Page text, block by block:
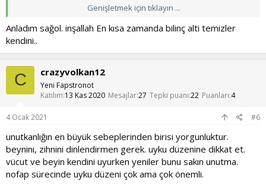
Üniversite anılarında senin için özel olanları hatırlayabilirsin, veya
bir muhabbette anına benzer bir şey geçerse hatırlayabilirsin.
Namazda unutkanlık dikkatini vermediğin için gelişiyor olabilir.
Dikkatini bozmadan namaza odaklanırsan bir sorun olacağını
Verdiğim bilgiler kendi düşüncelerim. Herhangi bir bilimsel kanıtı
yoktur.
Genişletmek için tıklayın ...
Anladım sağol. inşallah En kısa zamanda bilinç alti temizler
kendini..
C crazyvolkan12
Yeni Fapstronot
Katılım 13 Kas 2020 Mesajlar27 Tepki puanı 22 Puanları 4
4 Ocak 2021 #6
unutkanlığın en büyük sebeplerinden birisi yorgunluktur.
beynini, zihnini dinlendirmen gerek. uyku düzenine dikkat et.
vücut ve beyin kendini uyurken yeniler bunu sakın unutma.
nofap sürecinde uyku düzeni çok ama çok önemli.